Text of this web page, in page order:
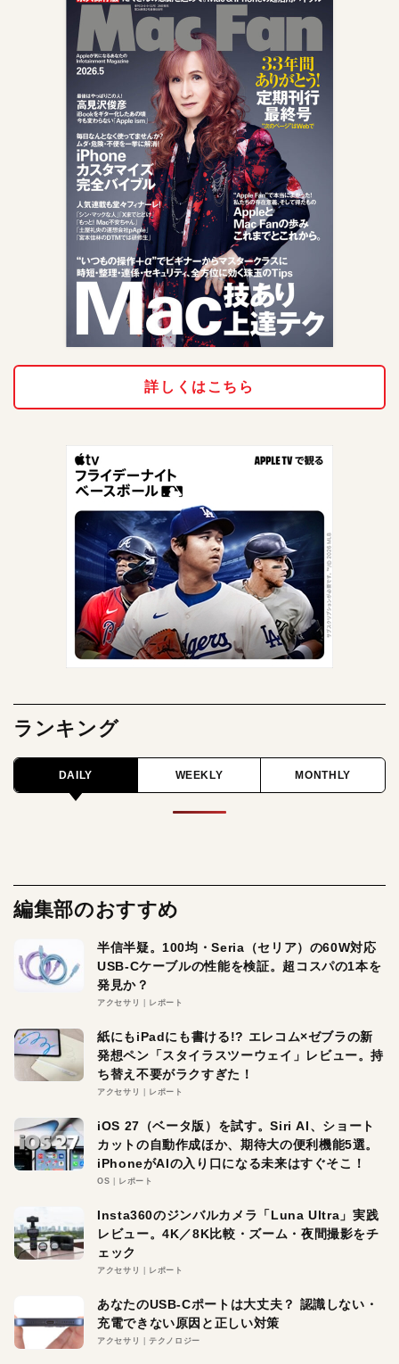
詳しくはこちら
ランキング
DAILY WEEKLY MONTHLY
編集部のおすすめ
半信半疑。100均・Seria（セリア）の60W対応
USB-Cケーブルの性能を検証。超コスパの1本を
発見か？
アクセサリ レポート
紙にもiPadにも書ける!? エレコム×ゼブラの新
発想ペン「スタイラスツーウェイ」レビュー。持
ち替え不要がラクすぎた！
アクセサリ レポート
iOS 27（ベータ版）を試す。Siri AI、ショート
カットの自動作成ほか、期待大の便利機能5選。
iPhoneがAIの入り口になる未来はすぐそこ！
OS レポート
Insta360のジンバルカメラ「Luna Ultra」実践
レビュー。4K／8K比較・ズーム・夜間撮影をチ
ェック
アクセサリ レポート
あなたのUSB-Cポートは大丈夫？ 認識しない・
充電できない原因と正しい対策
アクセサリ テクノロジー